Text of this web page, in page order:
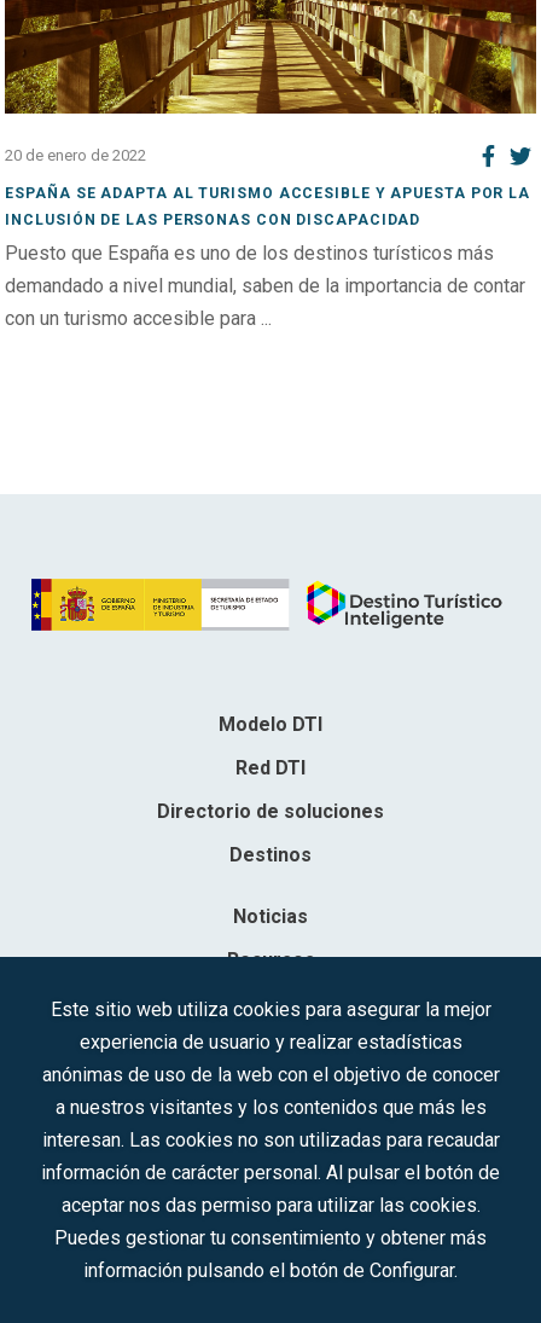
20 de enero de 2022
ESPAÑA SE ADAPTA AL TURISMO ACCESIBLE Y APUESTA POR LA
INCLUSIÓN DE LAS PERSONAS CON DISCAPACIDAD
Puesto que España es uno de los destinos turísticos más
demandado a nivel mundial, saben de la importancia de contar
con un turismo accesible para ...
Modelo DTI
Red DTI
Directorio de soluciones
Destinos
Noticias
Recursos
Contacto
Sociedad Mercantil Estatal para la Gestión de la Innovación y las
Tecnologías Turísticas, S.A.M.P.
Inscrita en el R.M. de Madrid, T, 12593, Se. 8, F. 129, H. 201.307.
C.I.F.: A-81/874.984
Síguenos en redes sociales:
Este sitio web utiliza cookies para asegurar la mejor
experiencia de usuario y realizar estadísticas
anónimas de uso de la web con el objetivo de conocer
a nuestros visitantes y los contenidos que más les
interesan. Las cookies no son utilizadas para recaudar
información de carácter personal. Al pulsar el botón de
aceptar nos das permiso para utilizar las cookies.
Puedes gestionar tu consentimiento y obtener más
información pulsando el botón de Configurar.